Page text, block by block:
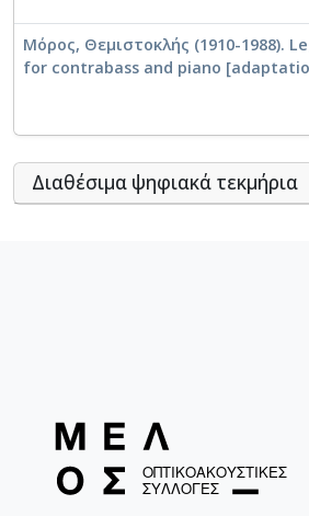
Μόρος, Θεμιστοκλής (1910-1988).
for contrabass and piano
Διαθέσιμα ψηφιακά τεκμήρια